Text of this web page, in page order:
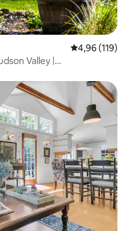
Gemiddelde
4,96 (119)
Valley |